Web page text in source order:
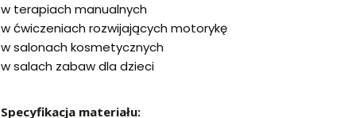
w terapiach manualnych
w ćwiczeniach rozwijających motorykę
w salonach kosmetycznych
w salach zabaw dla dzieci
Specyfikacja materiału: